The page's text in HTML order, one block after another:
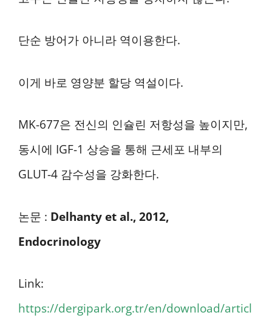
단순 방어가 아니라 역이용한다.
이게 바로 영양분 할당 역설이다.
MK-677은 전신의 인슐린 저항성을 높이지만,
동시에 IGF-1 상승을 통해 근세포 내부의
GLUT-4 감수성을 강화한다.
논문 : Delhanty et al., 2012,
Endocrinology
Link:
https://dergipark.org.tr/en/download/articl